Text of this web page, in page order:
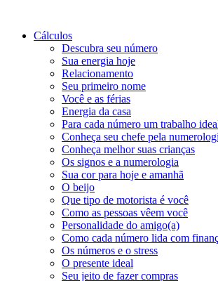
Cálculos
Descubra seu número
Sua energia hoje
Relacionamento
Seu primeiro nome
Você e as férias
Energia da casa
Para cada número um trabalho
Conheça seu chefe pela
Conheça melhor suas crianças
Os signos e a numerologia
Sua cor para hoje e amanhã
O beijo
Que tipo de motorista é você
Como as pessoas vêem você
Personalidade do amigo(a)
Como cada número lida com
Os números e o stress
O presente ideal
Seu jeito de fazer compras